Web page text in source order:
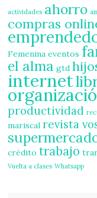
actividades ahorro
compras
Femenina eventos
el alma gtd
internet
productividad
mariscal revista
crédito trabajo
Vuelta a clases Whatsapp